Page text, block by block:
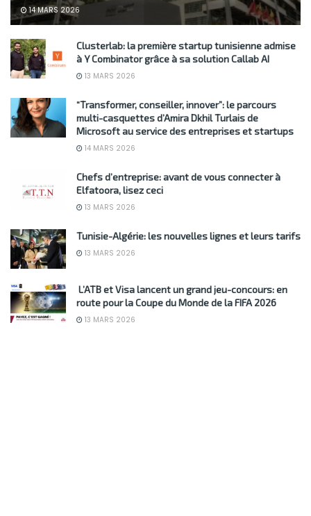
14 MARS 2026
Clusterlab: la première startup tunisienne admise
à Y Combinator grâce à sa solution Callab AI
13 MARS 2026
“Transformer, conseiller, innover”: le parcours
multi-casquettes d’Amira Dkhil Turlais de
Microsoft au service des entreprises et startups
14 MARS 2026
Chefs d’entreprise: avant de vous connecter à
Elfatoora, lisez ceci
13 MARS 2026
Tunisie-Algérie: les nouvelles lignes et leurs tarifs
13 MARS 2026
L’ATB et Visa lancent un grand jeu-concours: en
route pour la Coupe du Monde de la FIFA 2026
13 MARS 2026